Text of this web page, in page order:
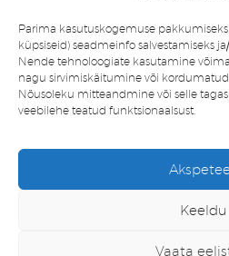
Parima kasutuskogemuse
küpsiseid) seadmeinfo salvestamiseks
Nende tehnoloogiate kasutamine
nagu sirvimiskäitumine või kordumatud
Nõusoleku mitteandmine või selle
veebilehe teatud funktsionaalsust.
Keeldu
Vaata
Müügitingimused
Minu konto